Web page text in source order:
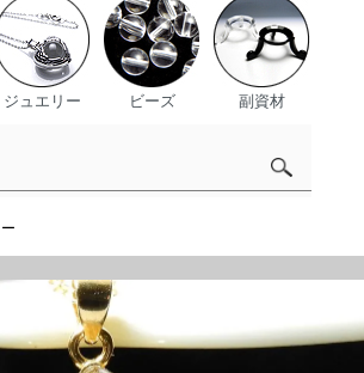
ジュエリー ビーズ 副資材